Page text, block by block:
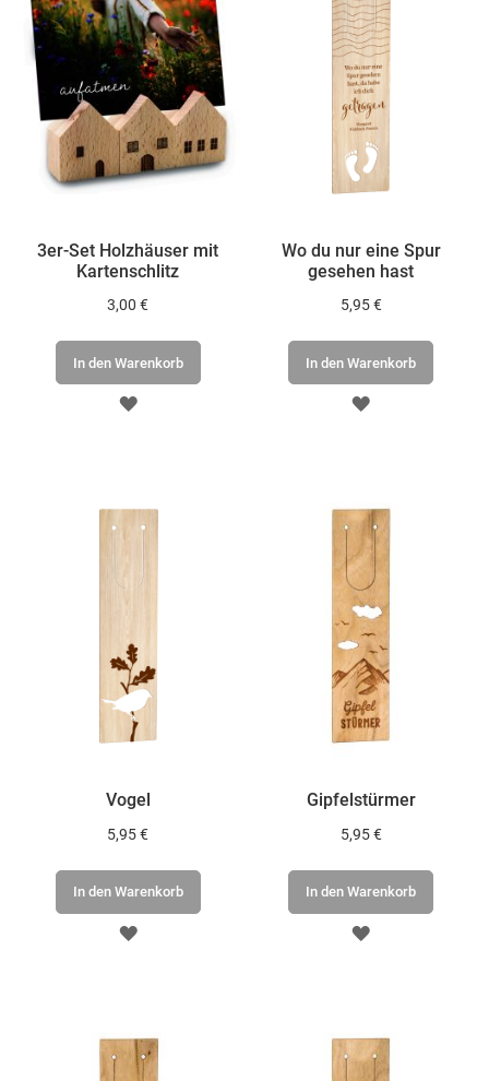
3er-Set Holzhäuser mit
Kartenschlitz
3,00 €
In den Warenkorb
ZUR
Wo du nur eine Spur
gesehen hast
5,95 €
In den Warenkorb
ZUR
Vogel
5,95 €
In den Warenkorb
ZUR
Gipfelstürmer
5,95 €
In den Warenkorb
ZUR